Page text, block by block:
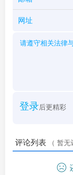
登录后更精彩
评论列表 （ 暂无